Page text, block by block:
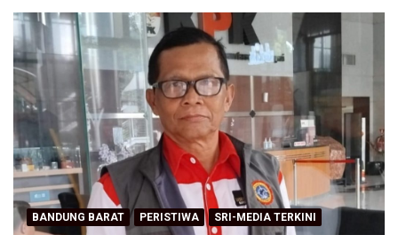
BANDUNG BARAT PERISTIWA SRI-MEDIA TERKINI